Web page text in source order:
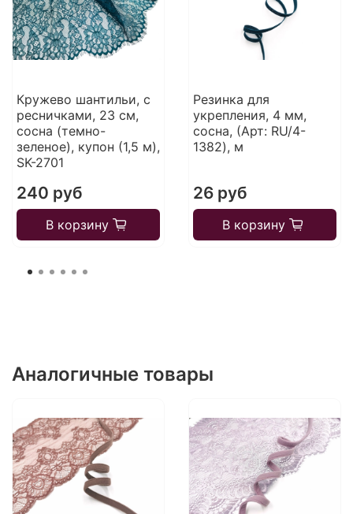
Кружево шантильи, с
ресничками, 23 см,
сосна (темно-
зеленое), купон (1,5 м),
SK-2701
240 руб
В корзину
Резинка для
укрепления, 4 мм,
сосна, (Арт: RU/4-
1382), м
26 руб
В корзину
Аналогичные товары